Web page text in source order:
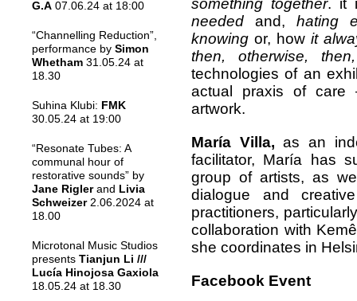
G.A 07.06.24 at 18:00
“Channelling Reduction”,
performance by Simon
Whetham 31.05.24 at
18.30
Suhina Klubi: FMK
30.05.24 at 19:00
“Resonate Tubes: A
communal hour of
restorative sounds” by
Jane Riglerand Livia
Schweizer2.06.2024 at
18.00
Microtonal Music Studios
presents Tianjun Li ///
Lucía Hinojosa Gaxiola
18.05.24 at 18.30
something together. it
needed and, hating
knowing or, howit
then, otherwise,
technologies of an
actual praxis of
artwork.
María Villa,as an
facilitator, María has
group of artists, as
dialogue and
practitioners,
collaboration with
she coordinates in
Facebook Event